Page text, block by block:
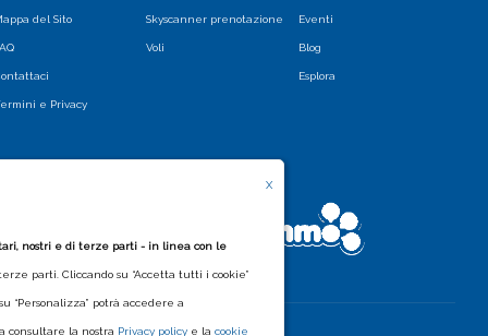
del Sito
e Privacy
Skyscanner prenotazione
Voli
Eventi
Blog
Esplora
X
nostri e di terze parti - in linea con le
parti. Cliccando su “Accetta tutti i cookie”
“Personalizza” potrà accedere a
consultare la nostra Privacy policy e la cookie